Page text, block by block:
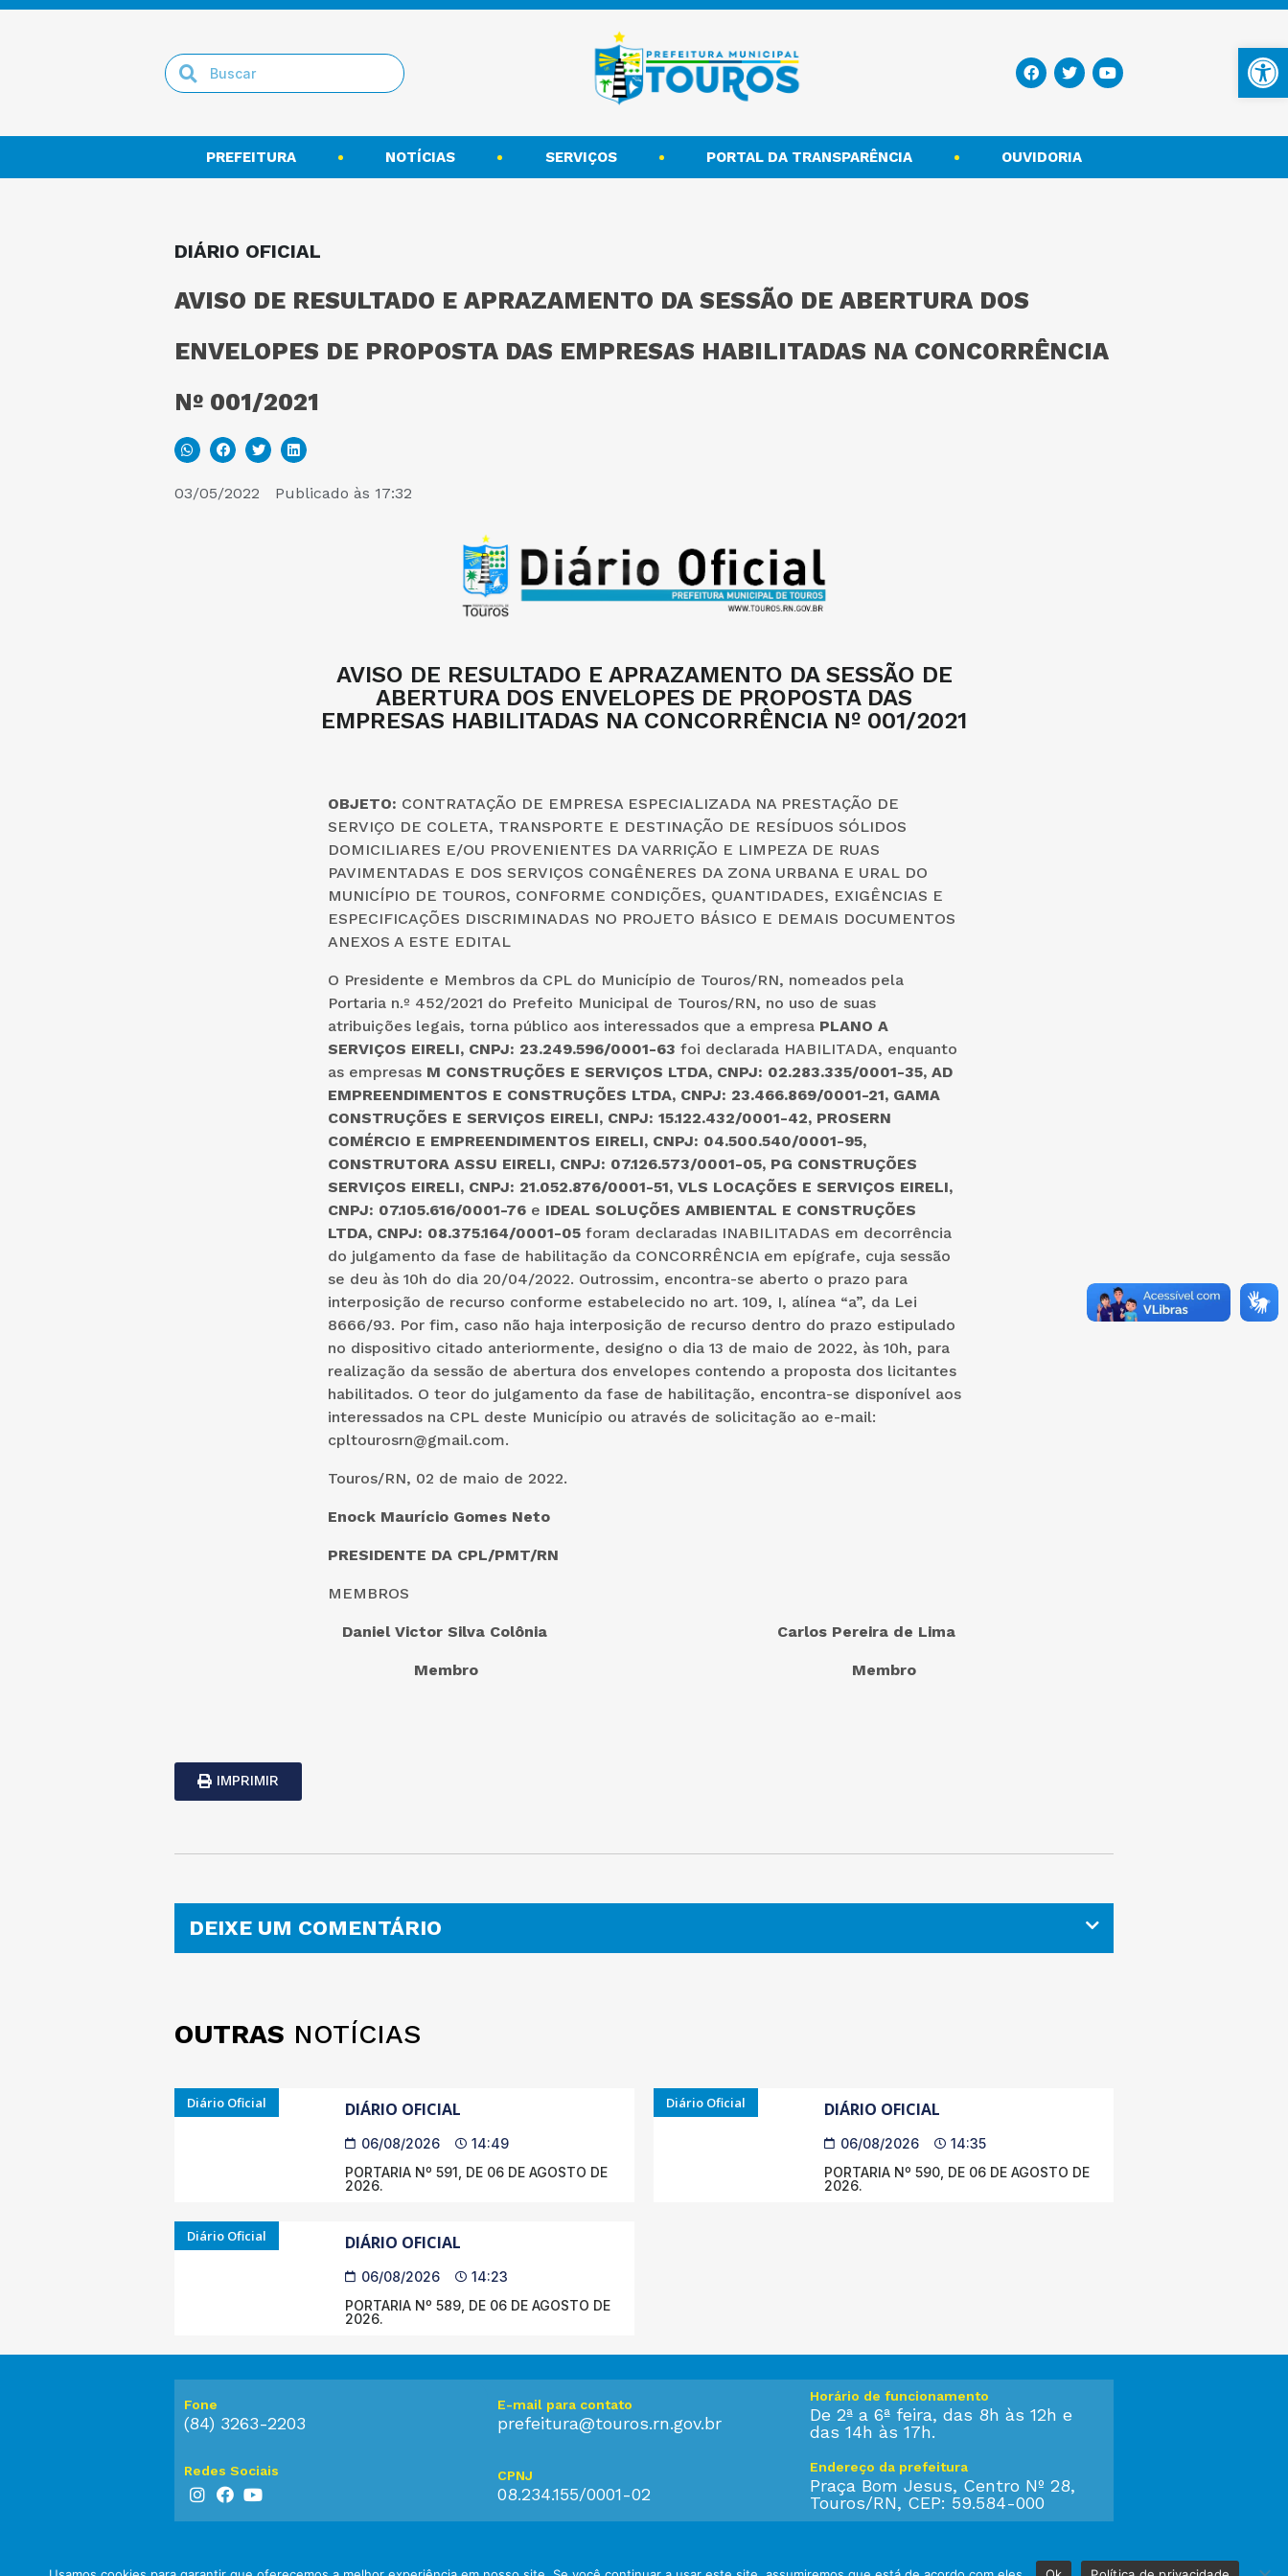
PREFEITURA NOTÍCIAS SERVIÇOS PORTAL DA TRANSPARÊNCIA OUVIDORIA
DIÁRIO OFICIAL
AVISO DE RESULTADO E APRAZAMENTO DA SESSÃO DE ABERTURA DOS
ENVELOPES DE PROPOSTA DAS EMPRESAS HABILITADAS NA CONCORRÊNCIA
Nº 001/2021
03/05/2022 Publicado às 17:32
AVISO DE RESULTADO E APRAZAMENTO DA SESSÃO DE
ABERTURA DOS ENVELOPES DE PROPOSTA DAS
EMPRESAS HABILITADAS NA CONCORRÊNCIA Nº 001/2021
OBJETO: CONTRATAÇÃO DE EMPRESA ESPECIALIZADA NA PRESTAÇÃO DE
SERVIÇO DE COLETA, TRANSPORTE E DESTINAÇÃO DE RESÍDUOS SÓLIDOS
DOMICILIARES E/OU PROVENIENTES DA VARRIÇÃO E LIMPEZA DE RUAS
PAVIMENTADAS E DOS SERVIÇOS CONGÊNERES DA ZONA URBANA E URAL DO
MUNICÍPIO DE TOUROS, CONFORME CONDIÇÕES, QUANTIDADES, EXIGÊNCIAS E
ESPECIFICAÇÕES DISCRIMINADAS NO PROJETO BÁSICO E DEMAIS DOCUMENTOS
ANEXOS A ESTE EDITAL
O Presidente e Membros da CPL do Município de Touros/RN, nomeados pela
Portaria n.º 452/2021 do Prefeito Municipal de Touros/RN, no uso de suas
atribuições legais, torna público aos interessados que a empresa PLANO A
SERVIÇOS EIRELI, CNPJ: 23.249.596/0001-63 foi declarada HABILITADA, enquanto
as empresas M CONSTRUÇÕES E SERVIÇOS LTDA, CNPJ: 02.283.335/0001-35, AD
EMPREENDIMENTOS E CONSTRUÇÕES LTDA, CNPJ: 23.466.869/0001-21, GAMA
CONSTRUÇÕES E SERVIÇOS EIRELI, CNPJ: 15.122.432/0001-42, PROSERN
COMÉRCIO E EMPREENDIMENTOS EIRELI, CNPJ: 04.500.540/0001-95,
CONSTRUTORA ASSU EIRELI, CNPJ: 07.126.573/0001-05, PG CONSTRUÇÕES
SERVIÇOS EIRELI, CNPJ: 21.052.876/0001-51, VLS LOCAÇÕES E SERVIÇOS EIRELI,
CNPJ: 07.105.616/0001-76 e IDEAL SOLUÇÕES AMBIENTAL E CONSTRUÇÕES
LTDA, CNPJ: 08.375.164/0001-05foram declaradas INABILITADAS em decorrência
do julgamento da fase de habilitação da CONCORRÊNCIA em epígrafe, cuja sessão
se deu às 10h do dia 20/04/2022. Outrossim, encontra-se aberto o prazo para
interposição de recurso conforme estabelecido no art. 109, I, alínea “a”, da Lei
8666/93. Por fim, caso não haja interposição de recurso dentro do prazo estipulado
no dispositivo citado anteriormente, designo o dia 13 de maio de 2022, às 10h, para
realização da sessão de abertura dos envelopes contendo a proposta dos licitantes
habilitados. O teor do julgamento da fase de habilitação, encontra-se disponível aos
interessados na CPL deste Município ou através de solicitação ao e-mail:
cpltourosrn@gmail.com.
Touros/RN, 02 de maio de 2022.
Enock Maurício Gomes Neto
PRESIDENTE DA CPL/PMT/RN
MEMBROS
Daniel Victor Silva Colônia Carlos Pereira de Lima
Membro Membro
IMPRIMIR
DEIXE UM COMENTÁRIO
OUTRAS NOTÍCIAS
Diário Oficial DIÁRIO OFICIAL
06/08/2026
14:49
PORTARIA Nº 591, DE 06 DE AGOSTO DE
2026.
Diário Oficial DIÁRIO OFICIAL
06/08/2026
14:35
PORTARIA Nº 590, DE 06 DE AGOSTO DE
2026.
Diário Oficial DIÁRIO OFICIAL
06/08/2026
14:23
PORTARIA Nº 589, DE 06 DE AGOSTO DE
2026.
Fone
(84) 3263-2203
E-mail para contato
prefeitura@touros.rn.gov.br
Horário de funcionamento
De 2ª a 6ª feira, das 8h às 12h e
das 14h às 17h.
Redes Sociais CPNJ
08.234.155/0001-02
Endereço da prefeitura
Praça Bom Jesus, Centro Nº 28,
Touros/RN, CEP: 59.584-000